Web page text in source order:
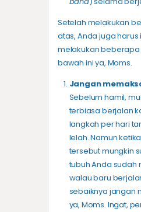
Setelah melakukan
atas, Anda juga harus
melakukan
bawah ini ya, Moms.
Jangan
Sebelum hamil,
terbiasa berjalan
langkah per hari
lelah. Namun
tersebut mungkin
tubuh Anda sudah
walau baru
sebaiknya jangan
ya, Moms. Ingat,